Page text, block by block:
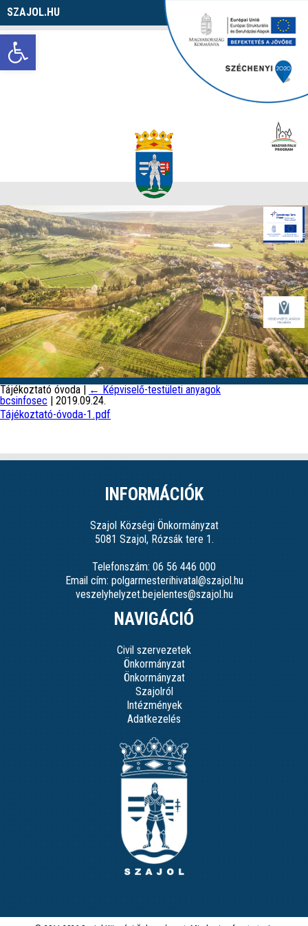
Eszköztár megnyitása
SZAJOL.HU
Tájékoztató óvoda | ← Képviselő-testületi anyagok
bcsinfosec | 2019.09.24.
Tájékoztató-óvoda-1.pdf
INFORMÁCIÓK
Szajol Községi Önkormányzat
5081 Szajol, Rózsák tere 1.
Telefonszám: 06 56 446 000
Email cím: polgarmesterihivatal@szajol.hu
veszelyhelyzet.bejelentes@szajol.hu
NAVIGÁCIÓ
Civil szervezetek
Önkormányzat
Önkormányzat
Szajolról
Intézmények
Adatkezelés